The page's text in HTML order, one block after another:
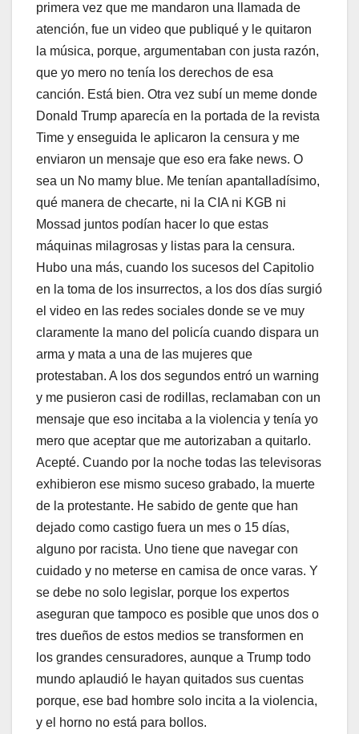
primera vez que me mandaron una llamada de
atención, fue un video que publiqué y le quitaron
la música, porque, argumentaban con justa razón,
que yo mero no tenía los derechos de esa
canción. Está bien. Otra vez subí un meme donde
Donald Trump aparecía en la portada de la revista
Time y enseguida le aplicaron la censura y me
enviaron un mensaje que eso era fake news. O
sea un No mamy blue. Me tenían apantalladísimo,
qué manera de checarte, ni la CIA ni KGB ni
Mossad juntos podían hacer lo que estas
máquinas milagrosas y listas para la censura.
Hubo una más, cuando los sucesos del Capitolio
en la toma de los insurrectos, a los dos días surgió
el video en las redes sociales donde se ve muy
claramente la mano del policía cuando dispara un
arma y mata a una de las mujeres que
protestaban. A los dos segundos entró un warning
y me pusieron casi de rodillas, reclamaban con un
mensaje que eso incitaba a la violencia y tenía yo
mero que aceptar que me autorizaban a quitarlo.
Acepté. Cuando por la noche todas las televisoras
exhibieron ese mismo suceso grabado, la muerte
de la protestante. He sabido de gente que han
dejado como castigo fuera un mes o 15 días,
alguno por racista. Uno tiene que navegar con
cuidado y no meterse en camisa de once varas. Y
se debe no solo legislar, porque los expertos
aseguran que tampoco es posible que unos dos o
tres dueños de estos medios se transformen en
los grandes censuradores, aunque a Trump todo
mundo aplaudió le hayan quitados sus cuentas
porque, ese bad hombre solo incita a la violencia,
y el horno no está para bollos.